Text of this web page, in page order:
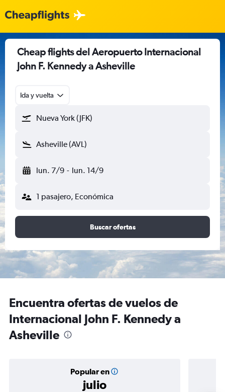
Cheap flights del Aeropuerto Internacional
John F. Kennedy a Asheville
Ida y vuelta
Nueva York (JFK)
Asheville (AVL)
lun. 7/9 - lun. 14/9
1 pasajero, Económica
Buscar ofertas
Encuentra ofertas de vuelos de
Internacional John F. Kennedy a
Asheville
Popular en
julio